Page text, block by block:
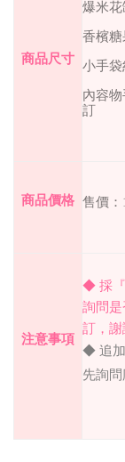
商品尺寸
爆米花
香檳糖
小手袋
內容
訂
商品價格 售價：
注意事項
◆ 採
詢問
訂，謝
◆ 追
先詢問